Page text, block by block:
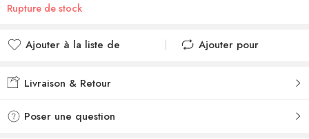
Rupture de stock
Ajouter à la liste de
Ajouté à la liste de
Ajouter pour
Livraison & Retour
Poser une question